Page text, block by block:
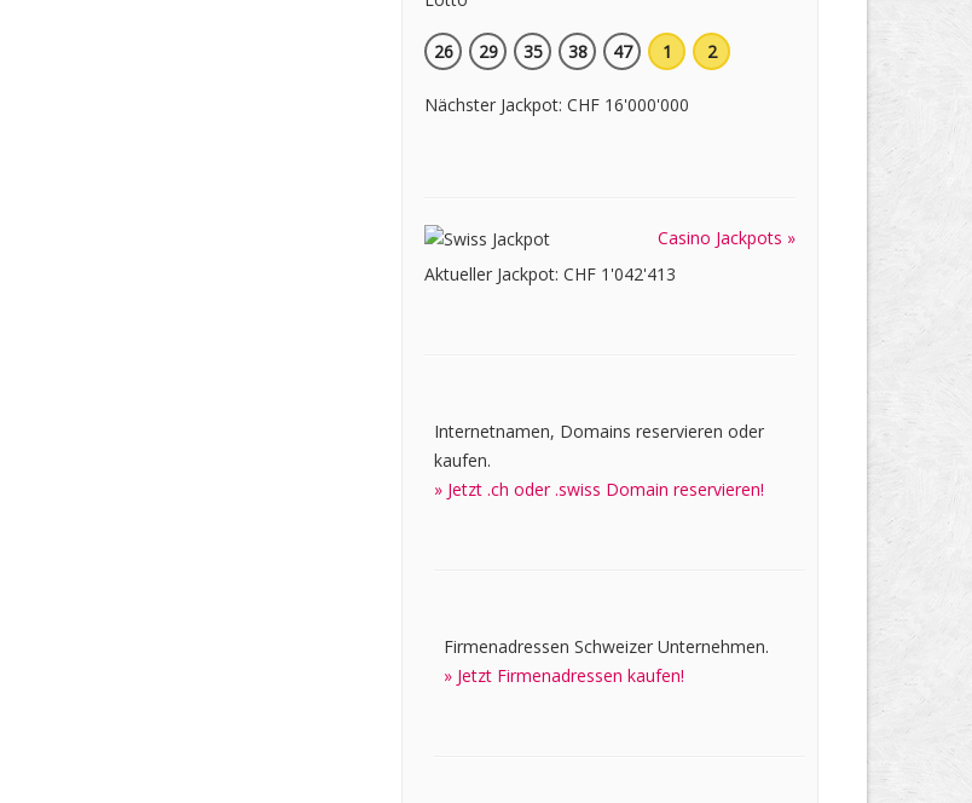
26 29 35 38 47 1 2
Nächster Jackpot: CHF 16'000'000
Casino Jackpots »
Aktueller Jackpot: CHF 1'042'413
Internetnamen, Domains reservieren oder
kaufen.
» Jetzt .ch oder .swiss Domain reservieren!
Firmenadressen Schweizer Unternehmen.
» Jetzt Firmenadressen kaufen!